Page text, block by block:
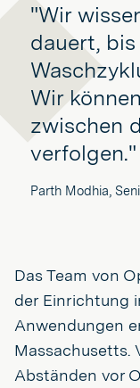
"Wir
dauert,
Wir
zwischen
verfolgen."
Parth Modhia,
Das Team von
der Einrichtung
Anwendungen
Massachusetts.
Abständen vor